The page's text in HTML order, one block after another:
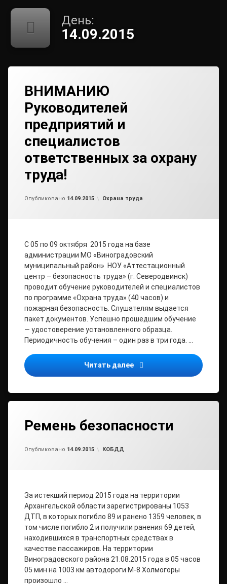
День:
14.09.2015
ВНИМАНИЮ
Руководителей
предприятий и
специалистов
ответственных за охрану
труда!
Опубликовано 14.09.2015 Рубрики:
Охрана труда
С 05 по 09 октября 2015 года на базе
администрации МО «Виноградовский
муниципальный район» НОУ «Аттестационный
центр – безопасность труда» (г. Северодвинск)
проводит обучение руководителей и специалистов
по программе «Охрана труда» (40 часов) и
пожарная безопасность. Слушателям выдается
пакет документов. Успешно прошедшим обучение
— удостоверение установленного образца.
Периодичность обучения – один раз в три года. …
Читать далее ВНИМАНИЮ
Ремень безопасности
Опубликовано 14.09.2015 Рубрики:
КОБДД
За истекший период 2015 года на территории
Архангельской области зарегистрированы 1053
ДТП, в которых погибло 89 и ранено 1359 человек, в
том числе погибло 2 и получили ранения 69 детей,
находившихся в транспортных средствах в
качестве пассажиров. На территории
Виноградовского района 21.08.2015 года в 05 часов
05 мин на 1003 км автодороги М-8 Холмогоры
произошло …